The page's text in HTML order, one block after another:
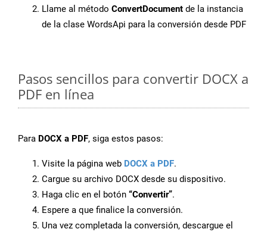
Llame al método ConvertDocument de la instancia
de la clase WordsApi para la conversión desde PDF
Pasos sencillos para convertir DOCX a
PDF en línea
Para DOCX a PDF, siga estos pasos:
Visite la página web DOCX a PDF.
Cargue su archivo DOCX desde su dispositivo.
Haga clic en el botón “Convertir”.
Espere a que finalice la conversión.
Una vez completada la conversión, descargue el